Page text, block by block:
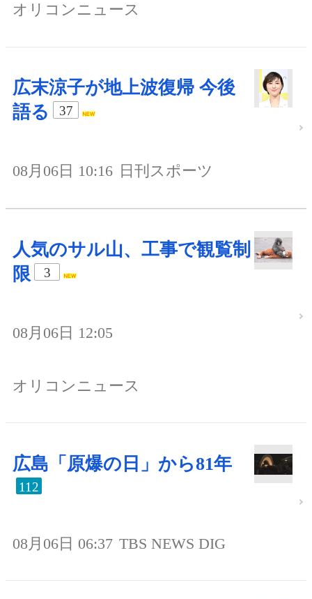
オリコンニュース
広末涼子が地上波復帰 今後
語る
37
08月06日 10:16 日刊スポーツ
人気のサル山、工事で観覧制
限
3
08月06日 12:05
オリコンニュース
広島「原爆の日」から81年
112
08月06日 06:37 TBS NEWS DIG